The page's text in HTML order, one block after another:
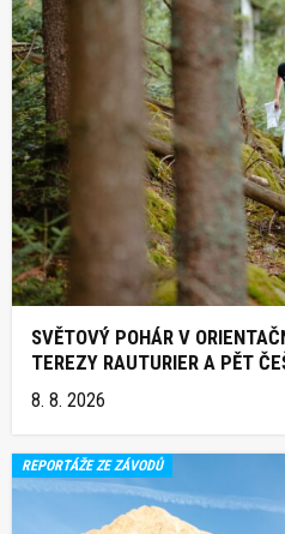
SVĚTOVÝ POHÁR V
TEREZY RAUTURIER A PĚT
8. 8. 2026
REPORTÁŽE ZE ZÁVODŮ